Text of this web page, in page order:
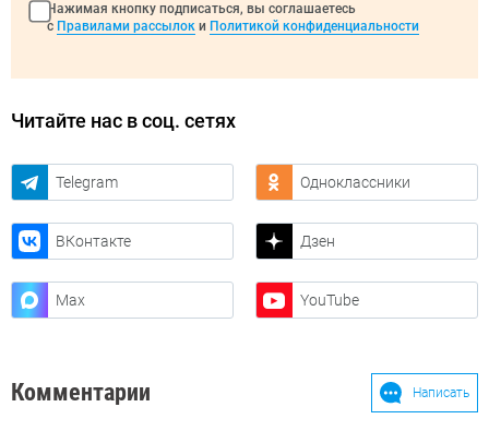
Нажимая кнопку подписаться, вы соглашаетесь
с Правилами рассылок и Политикой конфиденциальности
Читайте нас в соц. сетях
Telegram Одноклассники
ВКонтакте Дзен
Max YouTube
Комментарии Написать